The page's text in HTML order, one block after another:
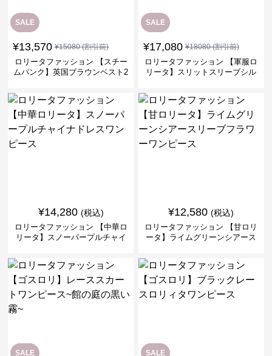
SALE
¥13,570 ¥15080(割引前)
ロリータファッション 【スチー
ムパンク】英国ブラウンベスト2
SALE
¥17,080 ¥18080(割引前)
ロリータファッション 【軍服ロ
リータ】スリットスリーブシル
¥14,280 (税込)
ロリータファッション 【中華ロ
リータ】スノーパープルチャイ
¥12,580 (税込)
ロリータファッション 【甘ロリ
ータ】ライムグリーンシアース
SALE SALE